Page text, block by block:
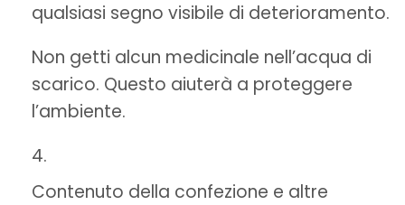
qualsiasi segno visibile di deterioramento.
Non getti alcun medicinale nell’acqua di
scarico. Questo aiuterà a proteggere
l’ambiente.
Contenuto della confezione e altre